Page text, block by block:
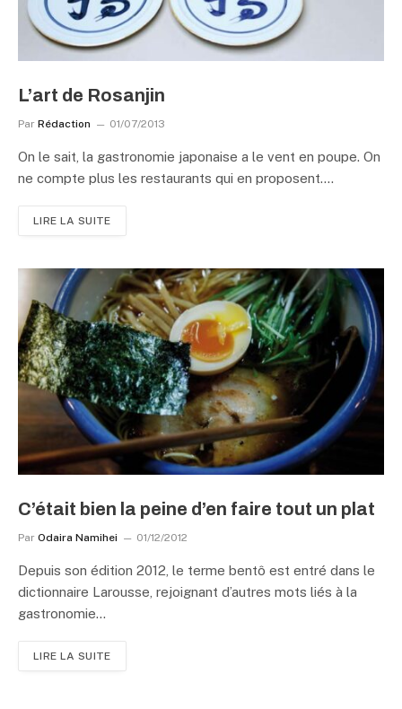
L’art de Rosanjin
Par Rédaction 01/07/2013
On le sait, la gastronomie japonaise a le vent en poupe. On
ne compte plus les restaurants qui en proposent.…
LIRE LA SUITE
C’était bien la peine d’en faire tout un plat
Par Odaira Namihei 01/12/2012
Depuis son édition 2012, le terme bentô est entré dans le
dictionnaire Larousse, rejoignant d’autres mots liés à la
gastronomie…
LIRE LA SUITE